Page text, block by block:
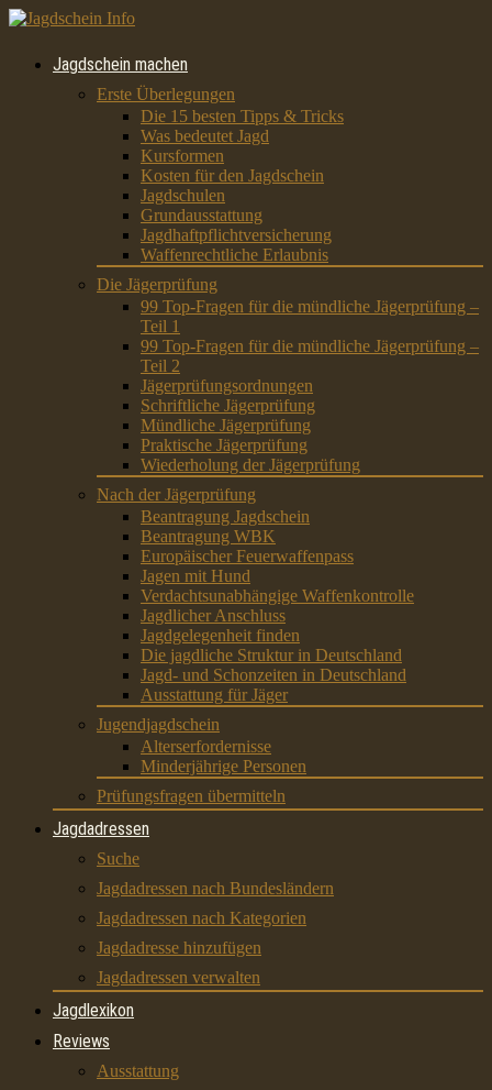
Jagdschein machen
Erste Überlegungen
Die 15 besten Tipps & Tricks
Was bedeutet Jagd
Kursformen
Kosten für den Jagdschein
Jagdschulen
Grundausstattung
Jagdhaftpflichtversicherung
Waffenrechtliche Erlaubnis
Die Jägerprüfung
99 Top-Fragen für die mündliche Jägerprüfung –
Teil 1
99 Top-Fragen für die mündliche Jägerprüfung –
Teil 2
Jägerprüfungsordnungen
Schriftliche Jägerprüfung
Mündliche Jägerprüfung
Praktische Jägerprüfung
Wiederholung der Jägerprüfung
Nach der Jägerprüfung
Beantragung Jagdschein
Beantragung WBK
Europäischer Feuerwaffenpass
Jagen mit Hund
Verdachtsunabhängige Waffenkontrolle
Jagdlicher Anschluss
Jagdgelegenheit finden
Die jagdliche Struktur in Deutschland
Jagd- und Schonzeiten in Deutschland
Ausstattung für Jäger
Jugendjagdschein
Alterserfordernisse
Minderjährige Personen
Prüfungsfragen übermitteln
Jagdadressen
Suche
Jagdadressen nach Bundesländern
Jagdadressen nach Kategorien
Jagdadresse hinzufügen
Jagdadressen verwalten
Jagdlexikon
Reviews
Ausstattung